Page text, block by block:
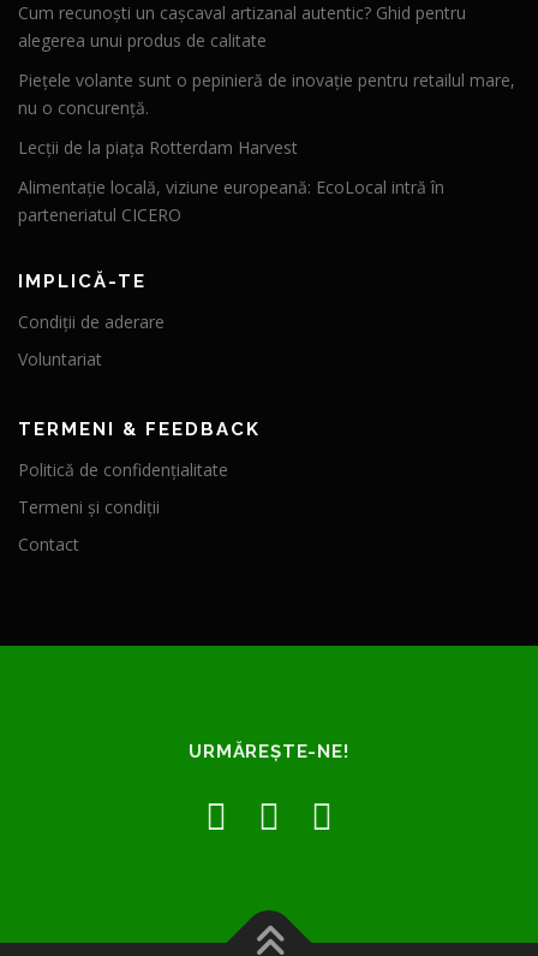
Cum recunoști un cașcaval artizanal autentic? Ghid pentru
alegerea unui produs de calitate
Piețele volante sunt o pepinieră de inovație pentru retailul mare,
nu o concurență.
Lecții de la piața Rotterdam Harvest
Alimentație locală, viziune europeană: EcoLocal intră în
parteneriatul CICERO
IMPLICĂ-TE
Condiții de aderare
Voluntariat
TERMENI & FEEDBACK
Politică de confidențialitate
Termeni și condiții
Contact
URMĂREȘTE-NE!